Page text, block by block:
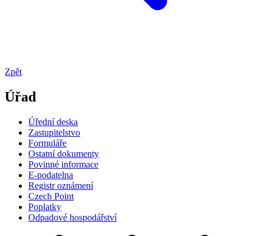
Zpět
Úřad
Úřední deska
Zastupitelstvo
Formuláře
Ostatní dokumenty
Povinné informace
E-podatelna
Registr oznámení
Czech Point
Poplatky
Odpadové hospodářství